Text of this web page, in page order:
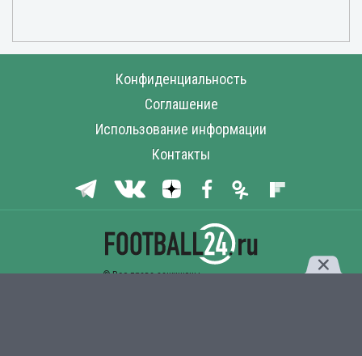
Конфиденциальность
Соглашение
Использование информации
Контакты